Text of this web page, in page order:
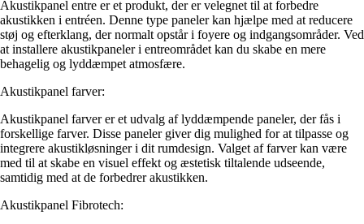
Akustikpanel entre er et produkt, der er velegnet til at forbedre
akustikken i entréen. Denne type paneler kan hjælpe med at reducere
støj og efterklang, der normalt opstår i foyere og indgangsområder. Ved
at installere akustikpaneler i entreområdet kan du skabe en mere
behagelig og lyddæmpet atmosfære.
Akustikpanel farver:
Akustikpanel farver er et udvalg af lyddæmpende paneler, der fås i
forskellige farver. Disse paneler giver dig mulighed for at tilpasse og
integrere akustikløsninger i dit rumdesign. Valget af farver kan være
med til at skabe en visuel effekt og æstetisk tiltalende udseende,
samtidig med at de forbedrer akustikken.
Akustikpanel Fibrotech: